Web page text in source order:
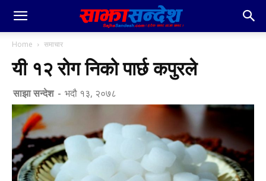
Home समाचार
यी १२ रोग निको पार्छ कपुरले
साझा सन्देश - भदौ १३, २०७८